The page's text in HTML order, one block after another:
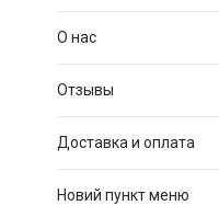
О нас
Отзывы
Доставка и оплата
Новий пункт меню